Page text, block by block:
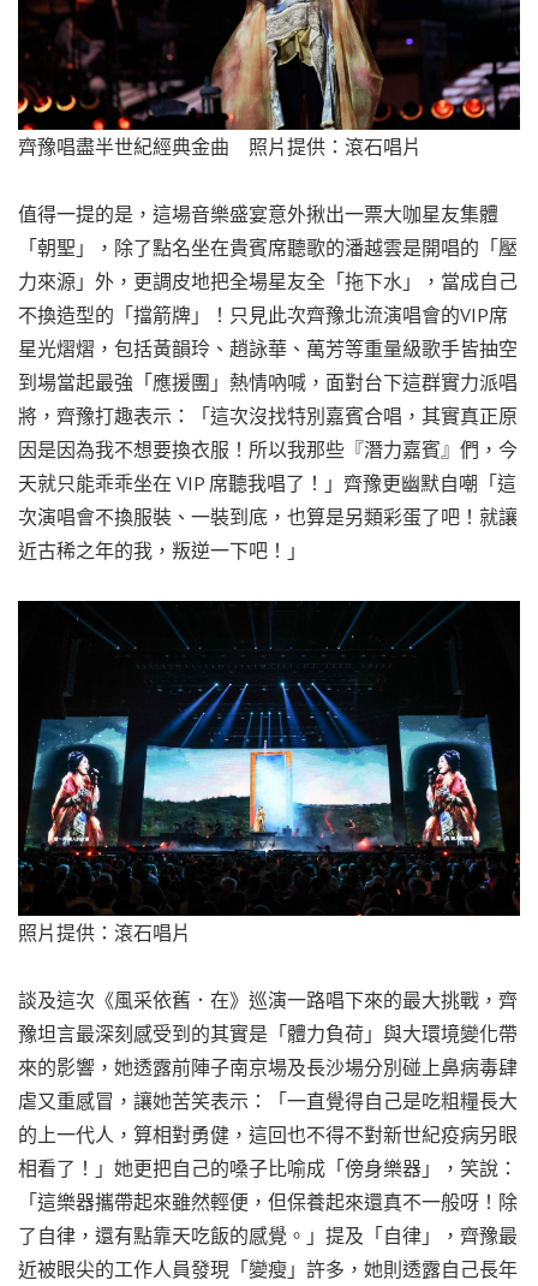
齊豫唱盡半世紀經典金曲 照片提供：滾石唱片
值得一提的是，這場音樂盛宴意外揪出一票大咖星友集體
「朝聖」，除了點名坐在貴賓席聽歌的潘越雲是開唱的「壓
力來源」外，更調皮地把全場星友全「拖下水」，當成自己
不換造型的「擋箭牌」！只見此次齊豫北流演唱會的VIP席
星光熠熠，包括黃韻玲、趙詠華、萬芳等重量級歌手皆抽空
到場當起最強「應援團」熱情吶喊，面對台下這群實力派唱
將，齊豫打趣表示：「這次沒找特別嘉賓合唱，其實真正原
因是因為我不想要換衣服！所以我那些『潛力嘉賓』們，今
天就只能乖乖坐在 VIP 席聽我唱了！」齊豫更幽默自嘲「這
次演唱會不換服裝、一裝到底，也算是另類彩蛋了吧！就讓
近古稀之年的我，叛逆一下吧！」
照片提供：滾石唱片
談及這次《風采依舊．在》巡演一路唱下來的最大挑戰，齊
豫坦言最深刻感受到的其實是「體力負荷」與大環境變化帶
來的影響，她透露前陣子南京場及長沙場分別碰上鼻病毒肆
虐又重感冒，讓她苦笑表示：「一直覺得自己是吃粗糧長大
的上一代人，算相對勇健，這回也不得不對新世紀疫病另眼
相看了！」她更把自己的嗓子比喻成「傍身樂器」，笑說：
「這樂器攜帶起來雖然輕便，但保養起來還真不一般呀！除
了自律，還有點靠天吃飯的感覺。」提及「自律」，齊豫最
近被眼尖的工作人員發現「變瘦」許多，她則透露自己長年